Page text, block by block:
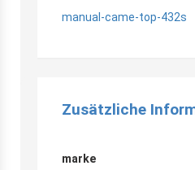
manual-came-top-432s
Zusätzliche
marke